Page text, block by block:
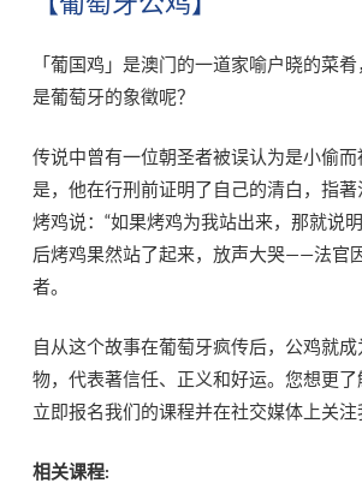
「葡国鸡」是澳门的一道家喻户晓的菜
是葡萄牙的象徵呢？
传说中曾有一位朝圣者被误认为是小偷
是，他在行刑前证明了自己的清白，指
烤鸡说：“如果烤鸡为我站出来，那就说
后烤鸡果然站了起来，放声大哭——法官
者。
自从这个故事在葡萄牙疯传后，公鸡就
物，代表著信任、正义和好运。您想更了
立即报名我们的课程并在社交媒体上关注
相关课程: